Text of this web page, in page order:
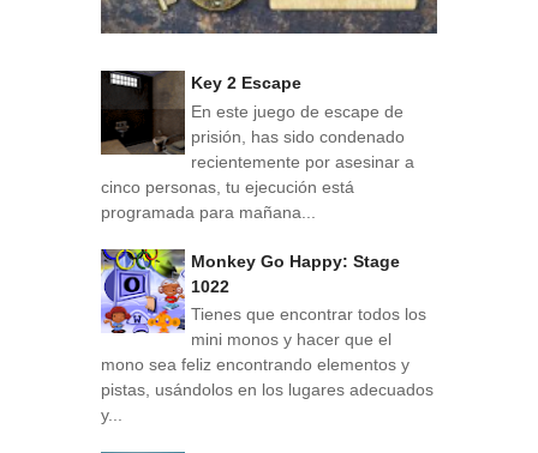
Key 2 Escape
En este juego de escape de
prisión, has sido condenado
recientemente por asesinar a
cinco personas, tu ejecución está
programada para mañana...
Monkey Go Happy: Stage
1022
Tienes que encontrar todos los
mini monos y hacer que el
mono sea feliz encontrando elementos y
pistas, usándolos en los lugares adecuados
y...